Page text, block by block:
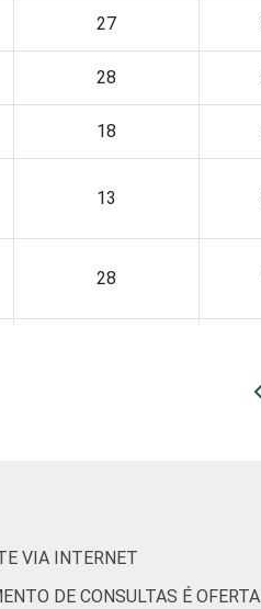
27
28
18
13
28
23
VIA INTERNET
DE CONSULTAS É